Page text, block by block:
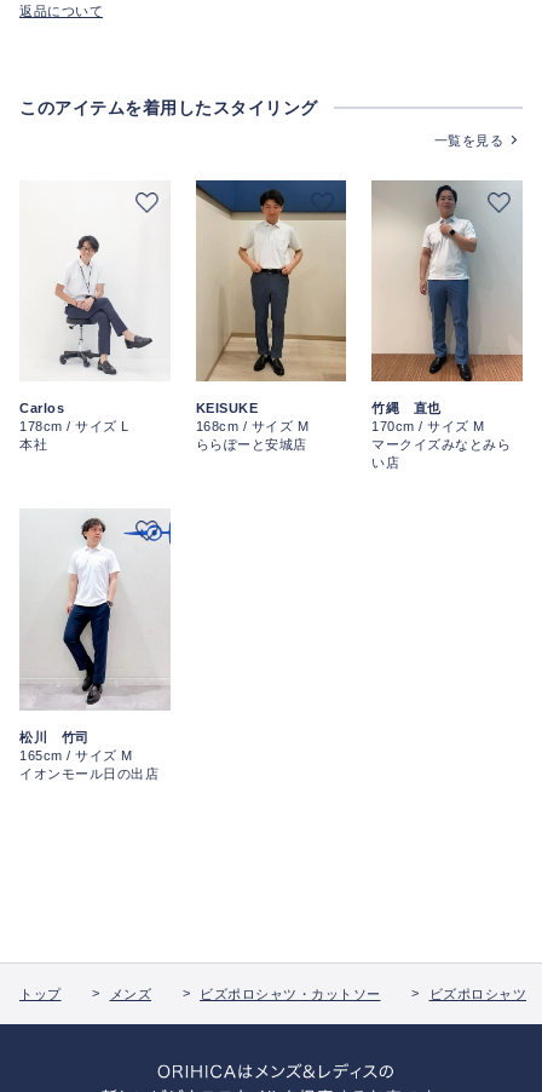
返品について
このアイテムを着用したスタイリング
一覧を見る
Carlos
178cm / サイズ L
本社
KEISUKE
168cm / サイズ M
ららぽーと安城店
竹縄 直也
170cm / サイズ M
マークイズみなとみら
い店
松川 竹司
165cm / サイズ M
イオンモール日の出店
トップ メンズ ビズポロシャツ・カットソー ビズポロシャツ